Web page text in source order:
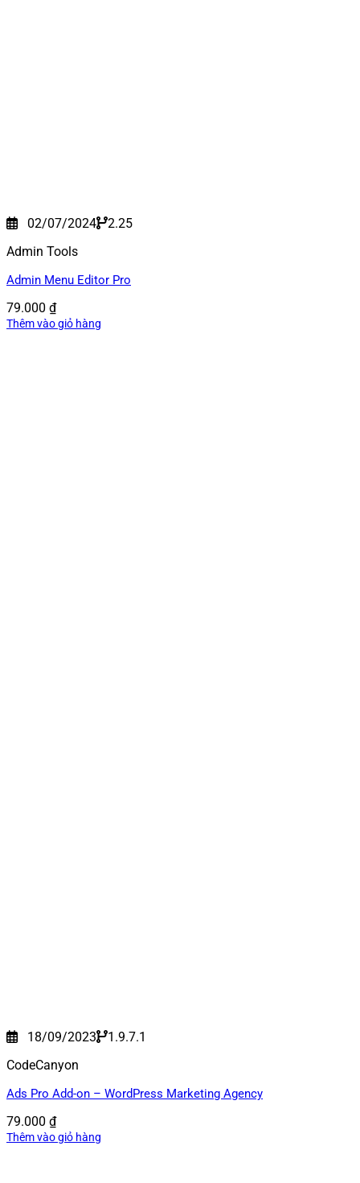
02/07/2024
2.25
Admin Tools
Admin Menu Editor Pro
79.000 ₫
Thêm vào giỏ hàng
18/09/2023
1.9.7.1
CodeCanyon
Ads Pro Add-on – WordPress Marketing Agency
79.000 ₫
Thêm vào giỏ hàng